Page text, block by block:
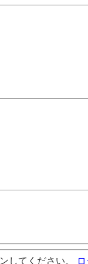
してください。